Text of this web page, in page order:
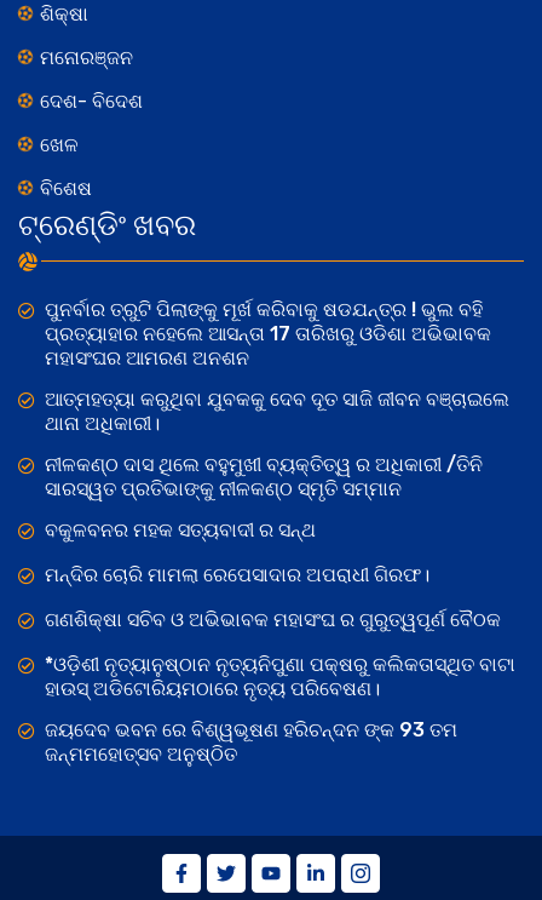
ଶିକ୍ଷା
ମନୋରଞ୍ଜନ
ଦେଶ- ବିଦେଶ
ଖେଳ
ବିଶେଷ
ଟ୍ରେଣ୍ଡିଂ ଖବର
ପୁନର୍ବାର ତ୍ରୁଟି ପିଲାଙ୍କୁ ମୂର୍ଖ କରିବାକୁ ଷଡଯନ୍ତ୍ର ! ଭୁଲ ବହି
ପ୍ରତ୍ୟାହାର ନହେଲେ ଆସନ୍ତା 17 ତାରିଖରୁ ଓଡିଶା ଅଭିଭାବକ
ମହାସଂଘର ଆମରଣ ଅନଶନ
ଆତ୍ମହତ୍ୟା କରୁଥିବା ଯୁବକକୁ ଦେବ ଦୂତ ସାଜି ଜୀବନ ବଞ୍ଚାଇଲେ
ଥାନା ଅଧିକାରୀ।
ନୀଳକଣ୍ଠ ଦାସ ଥିଲେ ବହୁମୁଖୀ ବ୍ୟକ୍ତିତ୍ୱ ର ଅଧିକାରୀ /ତିନି
ସାରସ୍ୱତ ପ୍ରତିଭାଙ୍କୁ ନୀଳକଣ୍ଠ ସ୍ମୃତି ସମ୍ମାନ
ବକୁଳବନର ମହକ ସତ୍ୟବାଦୀ ର ସନ୍ଥ
ମନ୍ଦିର ଚୋରି ମାମଲା ରେପେସାଦାର ଅପରାଧୀ ଗିରଫ।
ଗଣଶିକ୍ଷା ସଚିବ ଓ ଅଭିଭାବକ ମହାସଂଘ ର ଗୁରୁତ୍ୱପୂର୍ଣ ବୈଠକ
*ଓଡ଼ିଶୀ ନୃତ୍ୟାନୁଷ୍ଠାନ ନୃତ୍ୟନିପୁଣା ପକ୍ଷରୁ କଲିକତାସ୍ଥିତ ବାଟା
ହାଉସ୍ ଅଡିଟୋରିୟମଠାରେ ନୃତ୍ୟ ପରିବେଷଣ।
ଜୟଦେବ ଭବନ ରେ ବିଶ୍ୱଭୂଷଣ ହରିଚନ୍ଦନ ଙ୍କ 93 ତମ
ଜନ୍ମମହୋତ୍ସବ ଅନୁଷ୍ଠିତ